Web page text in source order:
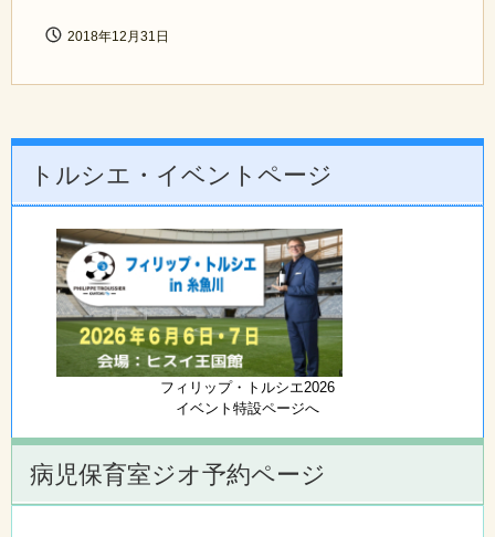
2018年12月31日
トルシエ・イベントページ
フィリップ・トルシエ2026
イベント特設ページへ
病児保育室ジオ予約ページ